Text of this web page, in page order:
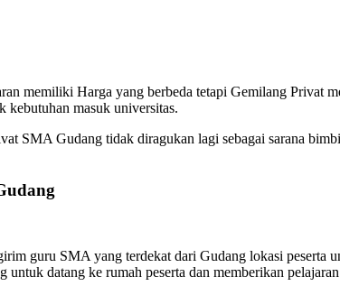
memiliki Harga yang berbeda tetapi Gemilang
kebutuhan masuk universitas.
SMA Gudang tidak diragukan lagi sebagai sarana
guru SMA yang terdekat dari Gudang lokasi
datang ke rumah peserta dan memberikan